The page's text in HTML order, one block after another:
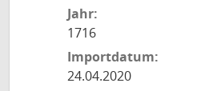
Jahr:
1716
Importdatum:
24.04.2020